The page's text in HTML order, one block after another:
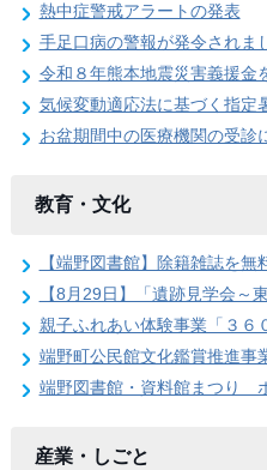
熱中症警戒アラートの発表
手足口病の警報が発令されま
令和８年熊本地震災害義援金
気候変動適応法に基づく指定暑熱避
お盆期間中の医療機関の受診
教育・文化
【端野図書館】除籍雑誌を無
【8月29日】「遺跡見学会～東京大学の遺
親子ふれあい体験事業「３６０度の大パノ
端野町公民館文化鑑賞推進事業「石田
端野図書館・資料館まつり
産業・しごと